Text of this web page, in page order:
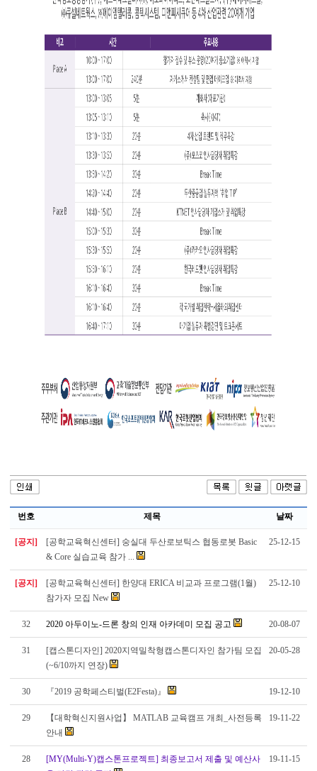
번호 제목 날짜
[공지]
[공학교육혁신센터] 숭실대 두산로보틱스 협동로봇 Basic
& Core 실습교육 참가 ...
25-12-15
[공지]
[공학교육혁신센터] 한양대 ERICA 비교과 프로그램(1월)
참가자 모집 New
25-12-10
32 2020 아두이노-드론 창의 인재 아카데미 모집 공고 20-08-07
31
[캡스톤디자인] 2020지역밀착형캡스톤디자인 참가팀 모집
(~6/10까지 연장)
20-05-28
30 『2019 공학페스티벌(E2Festa)』 19-12-10
29
【대학혁신지원사업】 MATLAB 교육캠프 개최_사전등록
안내
19-11-22
28
[MY(Multi-Y)캡스톤프로젝트] 최종보고서 제출 및 예산사
19-11-15